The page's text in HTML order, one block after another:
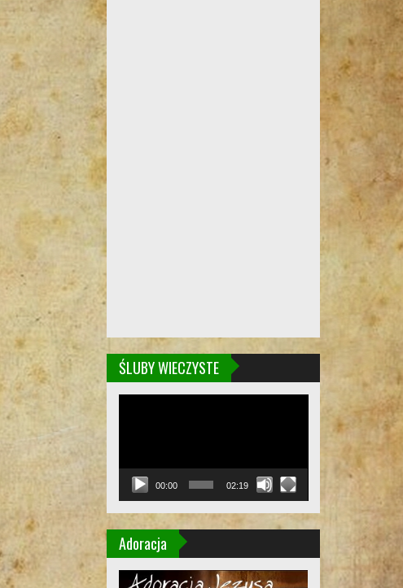
ŚLUBY WIECZYSTE
00:00 02:19
Adoracja